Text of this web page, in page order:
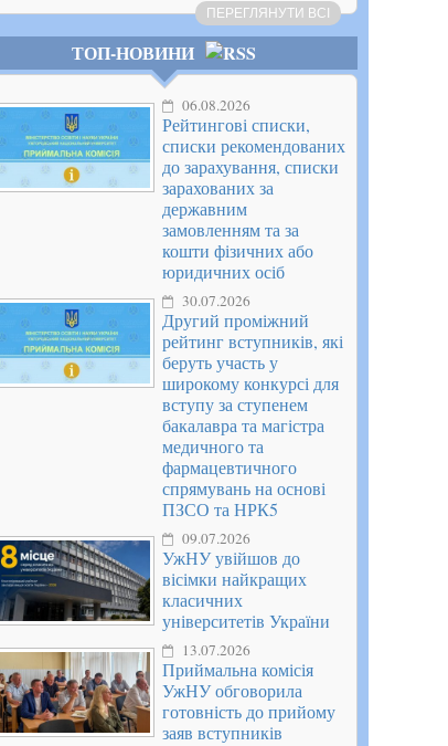
ПЕРЕГЛЯНУТИ ВСІ
ТОП-НОВИНИ
06.08.2026
Рейтингові списки,
списки рекомендованих
до зарахування, списки
зарахованих за
державним
замовленням та за
кошти фізичних або
юридичних осіб
30.07.2026
Другий проміжний
рейтинг вступників, які
беруть участь у
широкому конкурсі для
вступу за ступенем
бакалавра та магістра
медичного та
фармацевтичного
спрямувань на основі
ПЗСО та НРК5
09.07.2026
УжНУ увійшов до
вісімки найкращих
класичних
університетів України
13.07.2026
Приймальна комісія
УжНУ обговорила
готовність до прийому
заяв вступників